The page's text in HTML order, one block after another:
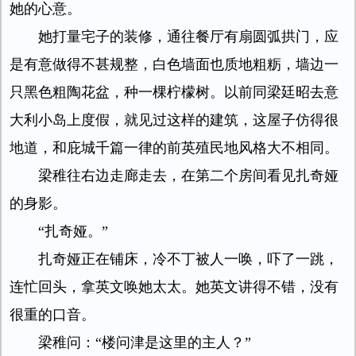
她的心意。
她打量宅子的装修，通往餐厅有扇圆弧拱门，应
是有意做得不甚规整，白色墙面也质地粗粝，墙边一
只黑色粗陶花盆，种一棵柠檬树。以前同梁廷昭去意
大利小岛上度假，就见过这样的建筑，这屋子仿得很
地道，和庇城千篇一律的前英殖民地风格大不相同。
梁稚往右边走廊走去，在第二个房间看见扎奇娅
的身影。
“扎奇娅。”
扎奇娅正在铺床，冷不丁被人一唤，吓了一跳，
连忙回头，拿英文唤她太太。她英文讲得不错，没有
很重的口音。
梁稚问：“楼问津是这里的主人？”